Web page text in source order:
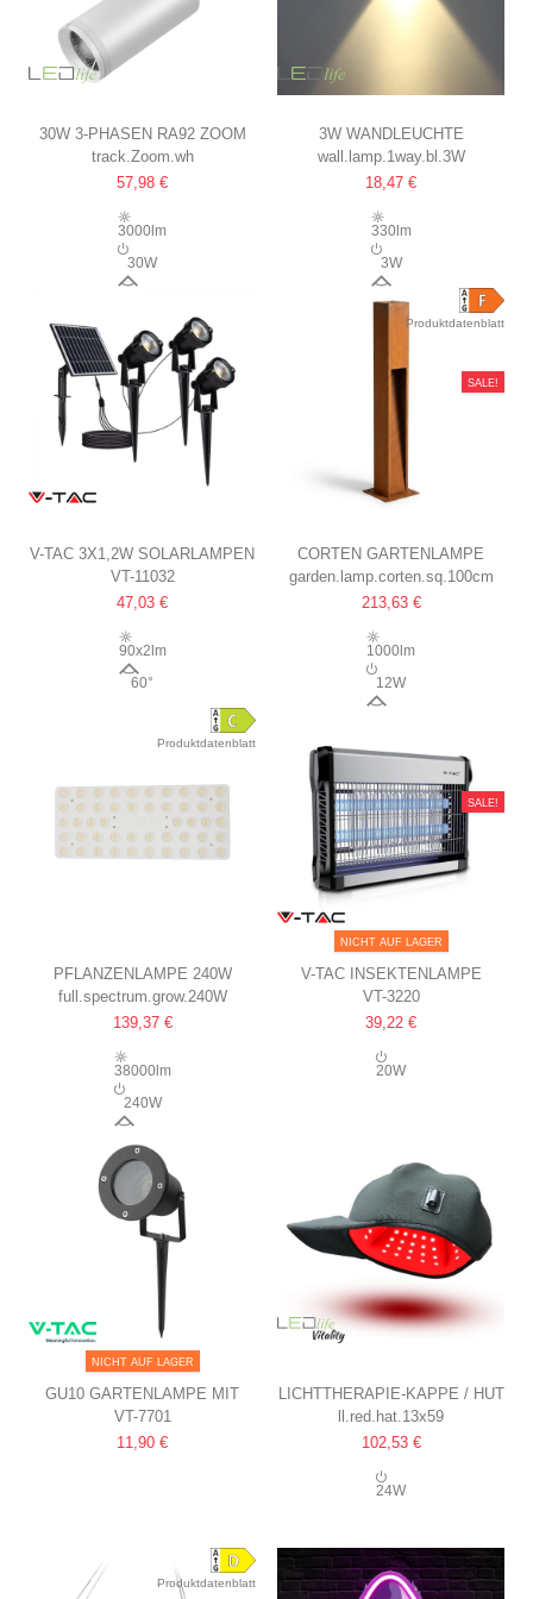
30W 3-PHASEN RA92 ZOOM
VERSTELLBARER
SCHIENENSTRAHLER
100LM/W, EINSTELLBARER
ABSTRAHLWINKEL,
EINSTELLBARE CCT, WEISS, D
track.Zoom.wh
57,98 €
3000lm
30W
3W WANDLEUCHTE
IP65, SCHWARZ,
QUADRATISCH, INNEN /
AUSSEN, INKL. L
EUCHTMITTEL
wall.lamp.1way.bl.3W
18,47 €
330lm
3W
V-TAC 3X1,2W SOLARLAMPEN
LED
SCHWARZ, MIT ERDSPIESS, I
P65
VT-11032
47,03 €
90x2lm
60°
Produktdatenblatt
SALE!
CORTEN GARTENLAMPE
100 CM, 12W, IP65
AUSSENBEREICH, INKL. L
EUCHTMITTEL
garden.lamp.corten.sq.100cm
213,63 €
1000lm
12W
Produktdatenblatt
PFLANZENLAMPE 240W
INKL. AUFHÄNGUNG,
VOLLSPEKTRUM, OHNE
LÜFTER, IP54
full.spectrum.grow.240W
139,37 €
38000lm
240W
SALE!
NICHT AUF LAGER
V-TAC INSEKTENLAMPE
2X10W, FÜR INNENRÄUME,
UV-LICHT, ABDECKUNG 80M²
VT-3220
39,22 €
20W
NICHT AUF LAGER
GU10 GARTENLAMPE MIT
ERDSPIESS
ALUMINIUMGEHÄUSE,
VT-7701
11,90 €
LICHTTHERAPIE-KAPPE / HUT
INFRAROT
ll.red.hat.13x59
102,53 €
24W
Produktdatenblatt